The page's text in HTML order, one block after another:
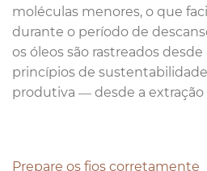
moléculas menores, o que
durante o período de
os óleos são rastreados
princípios de
produtiva — desde a extração
Prepare os fios corretamente